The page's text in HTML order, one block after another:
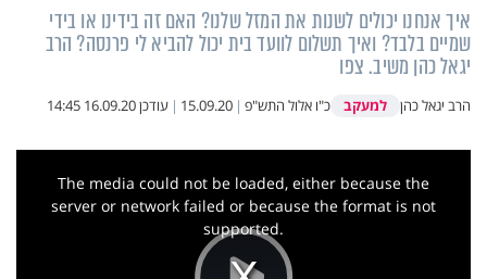
איך אנחנו יכולים לשנות את המזל שלנו? האם זה בידינו או בידי
שמיים בלבד? ואיך תשלום לוועד בית יכול להביא לי פרנסה? הרב
יגאל כהן משיב. צפו
הרב יגאל כהן למעקב כ"ו אלול התש"פ |
15.09.20
| עודכן16.09.20 14:45
This
The media could not be loaded, either because the
server or network failed or because the format is not
supported.